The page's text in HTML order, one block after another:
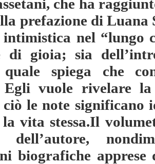
che ha
prefazione di
intimistica nel “lungo
di gioia; sia
quale spiega che
vuole rivelare
le note significano
la vita stessa.Il
dell’autore,
biografiche